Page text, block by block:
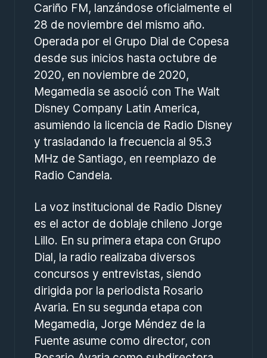
Cariño FM, lanzándose oficialmente el
28 de noviembre del mismo año.
Operada por el Grupo Dial de Copesa
desde sus inicios hasta octubre de
2020, en noviembre de 2020,
Megamedia se asoció con The Walt
Disney Company Latin America,
asumiendo la licencia de Radio Disney
y trasladando la frecuencia al 95.3
MHz de Santiago, en reemplazo de
Radio Candela.
La voz institucional de Radio Disney
es el actor de doblaje chileno Jorge
Lillo. En su primera etapa con Grupo
Dial, la radio realizaba diversos
concursos y entrevistas, siendo
dirigida por la periodista Rosario
Avaria. En su segunda etapa con
Megamedia, Jorge Méndez de la
Fuente asume como director, con